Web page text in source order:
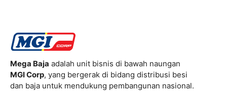
Mega Baja adalah unit bisnis di bawah naungan
MGI Corp, yang bergerak di bidang distribusi besi
dan baja untuk mendukung pembangunan nasional.